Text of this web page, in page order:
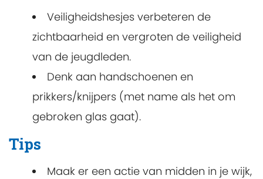
Veiligheidshesjes verbeteren de
zichtbaarheid en vergroten de veiligheid
van de jeugdleden.
Denk aan handschoenen en
prikkers/knijpers (met name als het om
gebroken glas gaat).
Tips
Maak er een actie van midden in je wijk,